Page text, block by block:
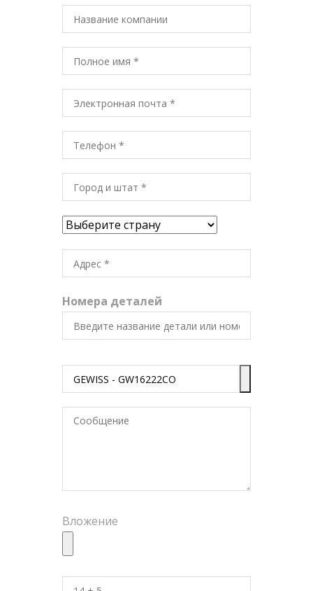
Номера деталей
Вложение